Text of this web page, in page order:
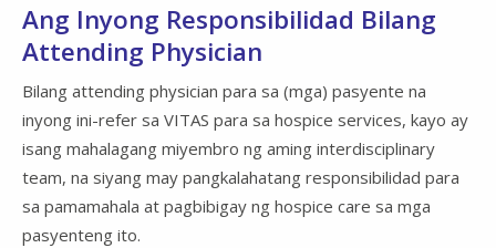
Ang Inyong Responsibilidad Bilang
Attending Physician
Bilang attending physician para sa (mga) pasyente na
inyong ini-refer sa VITAS para sa hospice services, kayo ay
isang mahalagang miyembro ng aming interdisciplinary
team, na siyang may pangkalahatang responsibilidad para
sa pamamahala at pagbibigay ng hospice care sa mga
pasyenteng ito.